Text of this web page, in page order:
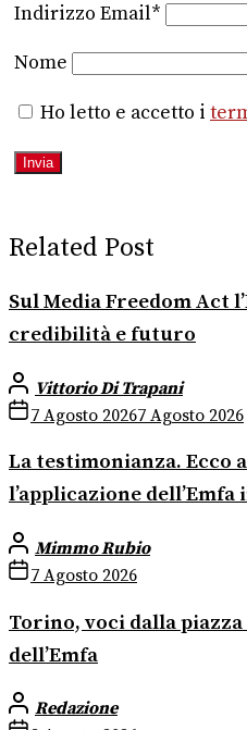
Indirizzo Email*
Nome
Ho letto e accetto i
Related Post
Sul Media Freedom Act
credibilità e futuro
Vittorio Di Trapani
7 Agosto 20267 Agosto 2026
La testimonianza. Ecco
l’applicazione
Mimmo Rubio
7 Agosto 2026
Torino, voci dalla
dell’Emfa
Redazione